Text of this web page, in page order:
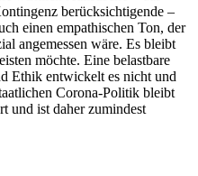
berücksichtigende –
einen empathischen Ton, der
angemessen wäre. Es bleibt
möchte. Eine belastbare
Ethik entwickelt es nicht und
Corona-Politik bleibt
und ist daher zumindest